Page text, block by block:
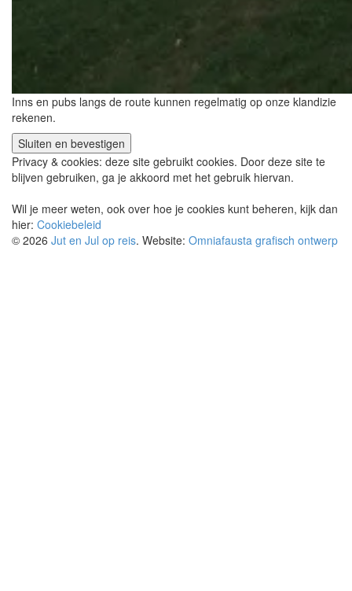
Inns en pubs langs de route kunnen regelmatig op onze klandizie
rekenen.
Privacy & cookies: deze site gebruikt cookies. Door deze site te
blijven gebruiken, ga je akkoord met het gebruik hiervan.
Wil je meer weten, ook over hoe je cookies kunt beheren, kijk dan
hier: Cookiebeleid
© 2026 Jut en Jul op reis. Website: Omniafausta grafisch ontwerp